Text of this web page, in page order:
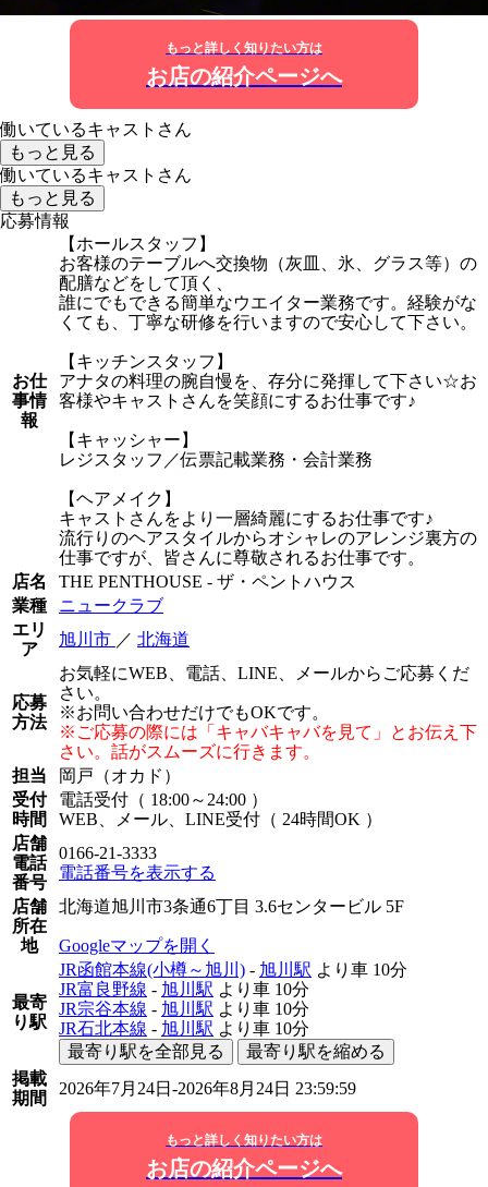
もっと詳しく知りたい方は
お店の紹介ページへ
働いているキャストさん
もっと見る
働いているキャストさん
もっと見る
応募情報
お仕
事情
報
【ホールスタッフ】
お客様のテーブルへ交換物（灰皿、氷、グラス等）の
配膳などをして頂く、
誰にでもできる簡単なウエイター業務です。経験がな
くても、丁寧な研修を行いますので安心して下さい。
【キッチンスタッフ】
アナタの料理の腕自慢を、存分に発揮して下さい☆お
客様やキャストさんを笑顔にするお仕事です♪
【キャッシャー】
レジスタッフ／伝票記載業務・会計業務
【ヘアメイク】
キャストさんをより一層綺麗にするお仕事です♪
流行りのヘアスタイルからオシャレのアレンジ裏方の
仕事ですが、皆さんに尊敬されるお仕事です。
店名
THE PENTHOUSE - ザ・ペントハウス
業種
ニュークラブ
エリ
ア
旭川市 ／ 北海道
応募
方法
お気軽にWEB、電話、LINE、メールからご応募くだ
さい。
※お問い合わせだけでもOKです。
※ご応募の際には「キャバキャバを見て」とお伝え下
さい。話がスムーズに行きます。
担当
岡戸（オカド）
受付
時間
電話受付（ 18:00～24:00 ）
WEB、メール、LINE受付（ 24時間OK ）
店舗
電話
番号
0166-21-3333
電話番号を表示する
店舗
所在
地
北海道旭川市3条通6丁目 3.6センタービル 5F
Googleマップを開く
最寄
り駅
JR函館本線(小樽～旭川) - 旭川駅 より車 10分
JR富良野線 - 旭川駅 より車 10分
JR宗谷本線 - 旭川駅 より車 10分
JR石北本線 - 旭川駅 より車 10分
最寄り駅を全部見る
最寄り駅を縮める
掲載
期間
2026年7月24日-2026年8月24日 23:59:59
もっと詳しく知りたい方は
お店の紹介ページへ